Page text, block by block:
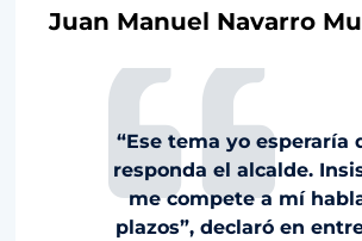
Juan Manuel Navarro
“Ese tema yo esperaría
responda el alcalde.
me compete a mí
plazos”, declaró en